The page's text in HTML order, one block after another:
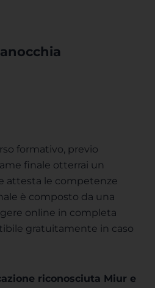
formativo, previo
finale otterrai un
attesta le competenze
è composto da una
online in completa
gratuitamente in caso
riconosciuta Miur e